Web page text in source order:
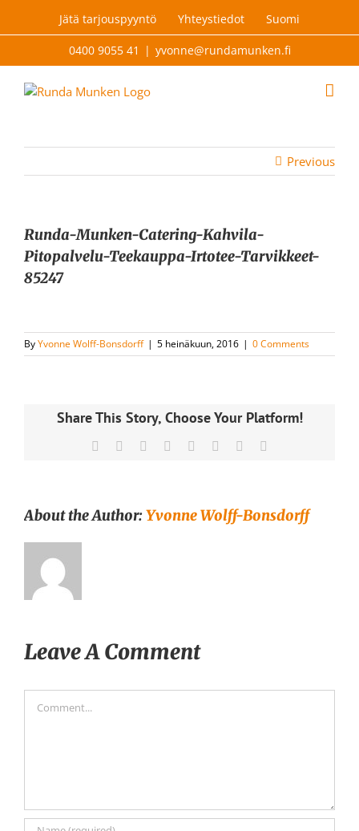
Jätä tarjouspyyntö Yhteystiedot Suomi
0400 9055 41 | yvonne@rundamunken.fi
Previous
Runda-Munken-Catering-Kahvila-
Pitopalvelu-Teekauppa-Irtotee-Tarvikkeet-
85247
ByYvonne Wolff-Bonsdorff | 5 heinäkuun, 2016 | 0 Comments
Share This Story, Choose Your Platform!
Facebook Reddit LinkedIn
TumblrPinterest
About the Author:Yvonne Wolff-Bonsdorff
Leave A Comment